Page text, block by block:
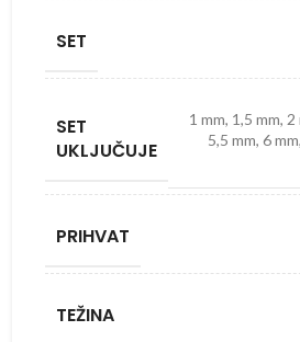
SET
SET
UKLJUČUJE
1 mm, 1,5 mm,
5,5 mm, 6
PRIHVAT
TEŽINA